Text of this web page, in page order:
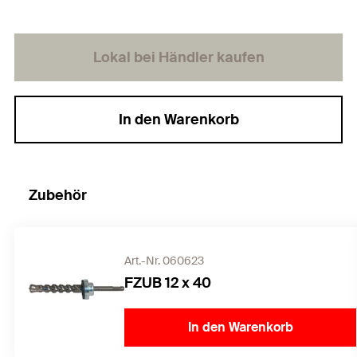
Lokal bei Händler kaufen
In den Warenkorb
Zubehör
Art.-Nr. 060623
FZUB 12 x 40
In den Warenkorb